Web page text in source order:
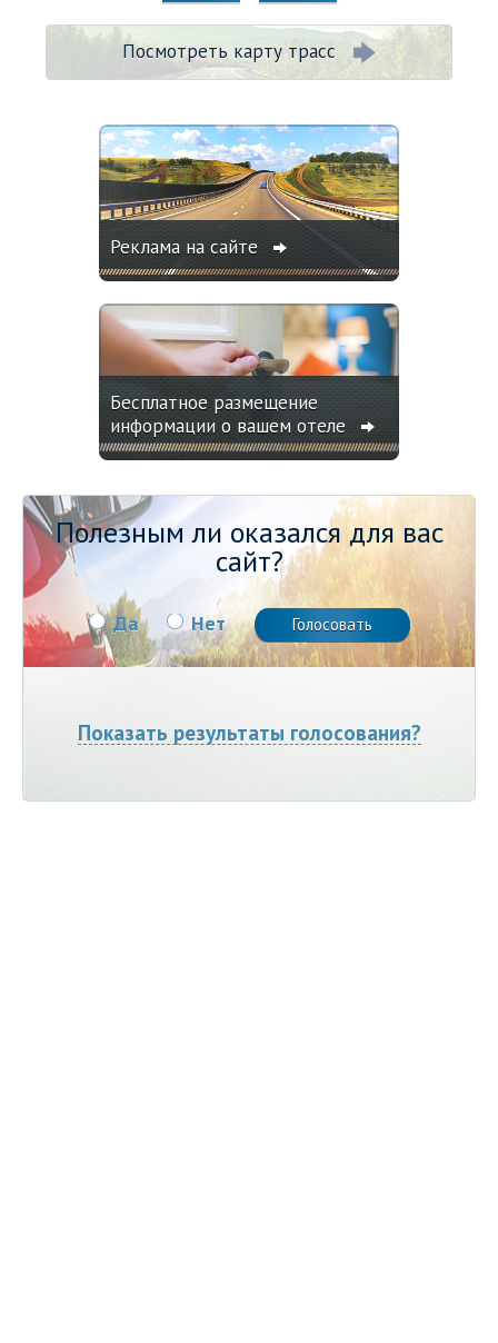
Посмотреть карту трасс
Реклама на сайте
Бесплатное размещение
информации о вашем отеле
Полезным ли оказался для вас
сайт?
Да Нет
Показать результаты голосования?